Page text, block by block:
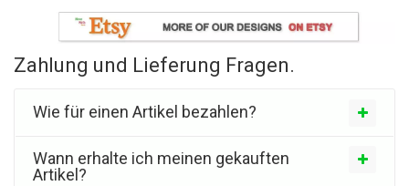
Zahlung und Lieferung Fragen.
Wie für einen Artikel bezahlen?
Wann erhalte ich meinen gekauften
Artikel?